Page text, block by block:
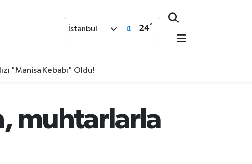
İstanbul 24°
"Manisa Kebabı" Oldu!
muhtarlarla